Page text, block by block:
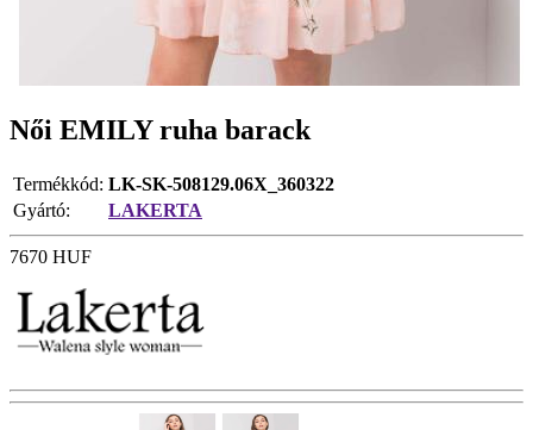
Női EMILY ruha barack
Termékkód: LK-SK-508129.06X_360322
Gyártó:
LAKERTA
7670 HUF